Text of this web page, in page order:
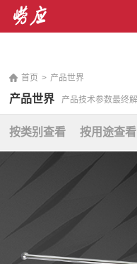
首页 > 产品世界
产品世界 产品技术参数最终
按类别查看 按用途查看